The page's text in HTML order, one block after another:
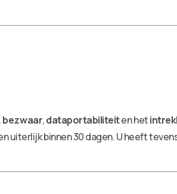
,bezwaar,dataportabiliteiten het
uiterlijk binnen 30 dagen. U heeft